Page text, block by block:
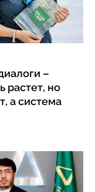
–
растет, но
а система